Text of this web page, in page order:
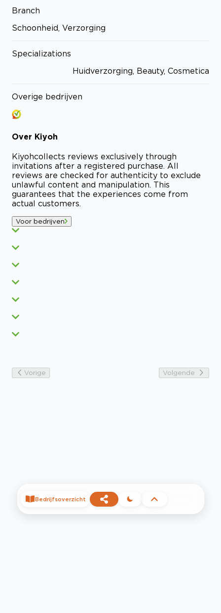
Branch
Schoonheid, Verzorging
Specializations
Huidverzorging, Beauty, Cosmetica
Overige bedrijven
Over Kiyoh
Kiyohcollects reviews exclusively through
invitations after a registered purchase. All
reviews are checked for authenticity to exclude
unlawful content and manipulation. This
guarantees that the experiences come from
actual customers.
Voor bedrijven
Vorige Volgende
Bedrijfsoverzicht